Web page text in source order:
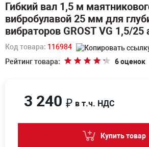
Гибкий вал 1,5 м
вибробулавой 25 мм для
вибраторов GROST VG 1,5/25
Код товара: 116984
Рейтинг товара:
6 оценок
3 240 ₽ в т.ч. НДС
Купить товар